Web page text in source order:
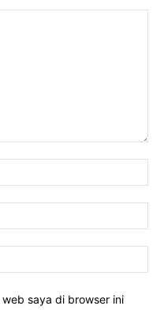
saya di browser ini